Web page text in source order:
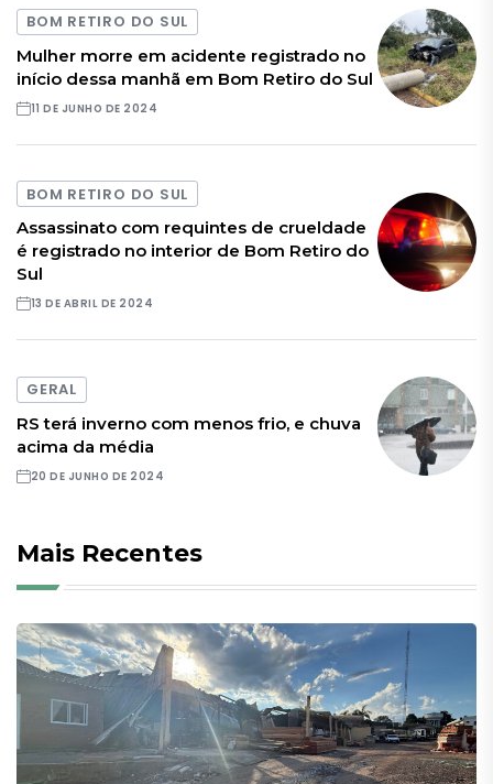
BOM RETIRO DO SUL
Mulher morre em acidente registrado no
início dessa manhã em Bom Retiro do Sul
11 DE JUNHO DE 2024
BOM RETIRO DO SUL
Assassinato com requintes de crueldade
é registrado no interior de Bom Retiro do
Sul
13 DE ABRIL DE 2024
GERAL
RS terá inverno com menos frio, e chuva
acima da média
20 DE JUNHO DE 2024
Mais Recentes